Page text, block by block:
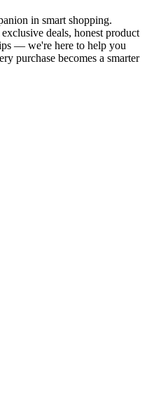
in smart shopping.
deals, honest product
— we're here to help you
purchase becomes a smarter